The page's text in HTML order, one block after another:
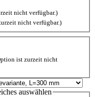
nicht verfügbar.)
nicht verfügbar.)
ist zurzeit nicht
auswählen